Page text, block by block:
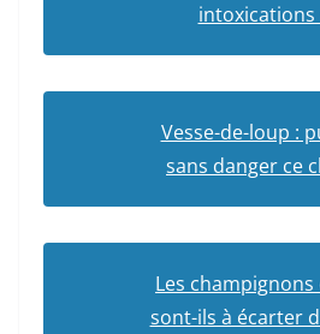
intoxications
Vesse-de-loup :
sans danger ce
Les
sont-ils à écarter